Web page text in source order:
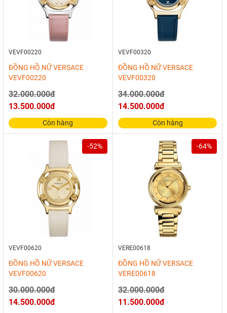
VEVF00220
ĐỒNG HỒ NỮ VERSACE
VEVF00220
32.000.000đ
13.500.000đ
Còn hàng
VEVF00320
ĐỒNG HỒ NỮ VERSACE
VEVF00320
34.000.000đ
14.500.000đ
Còn hàng
-52%
VEVF00620
ĐỒNG HỒ NỮ VERSACE
VEVF00620
30.000.000đ
14.500.000đ
-64%
VERE00618
ĐỒNG HỒ NỮ VERSACE
VERE00618
32.000.000đ
11.500.000đ